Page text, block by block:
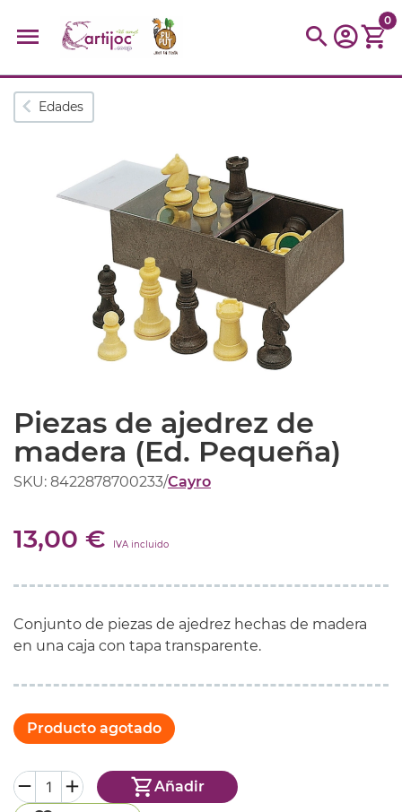
Búsquedas populares
kit kidynight Puzzle
Panera
0
Edades
Piezas de ajedrez de
madera (Ed. Pequeña)
SKU: 8422878700233/Cayro
13,00 € IVA incluido
Conjunto de piezas de ajedrez hechas de madera
en una caja con tapa transparente.
Producto agotado
Añadir